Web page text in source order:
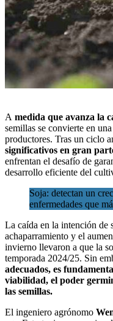
A medida que avanza la
semillas se convierte en
productores. Tras un ciclo
significativos en gran
enfrentan el desafío de
desarrollo eficiente del
Soja: detectan un
enfermedades que
La caída en la intención de
achaparramiento y el
invierno llevaron a que la
temporada 2024/25. Sin
adecuados, es
viabilidad, el poder
las semillas.
El ingeniero agrónomo